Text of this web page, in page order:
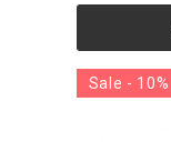
Sale - 10%